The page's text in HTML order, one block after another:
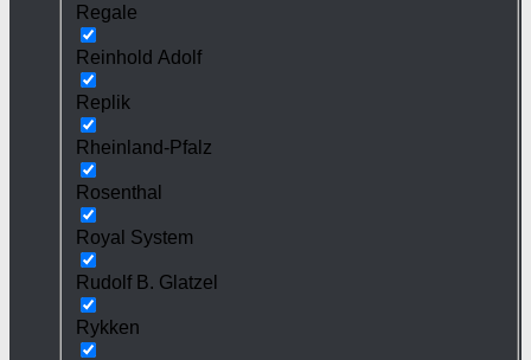
Regale
Reinhold Adolf
Replik
Rheinland-Pfalz
Rosenthal
Royal System
Rudolf B. Glatzel
Rykken